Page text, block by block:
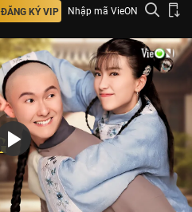
ĐĂNG KÝ VIP Nhập mã VieON